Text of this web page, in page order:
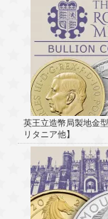
英王立造幣局製地金
リタニア他】